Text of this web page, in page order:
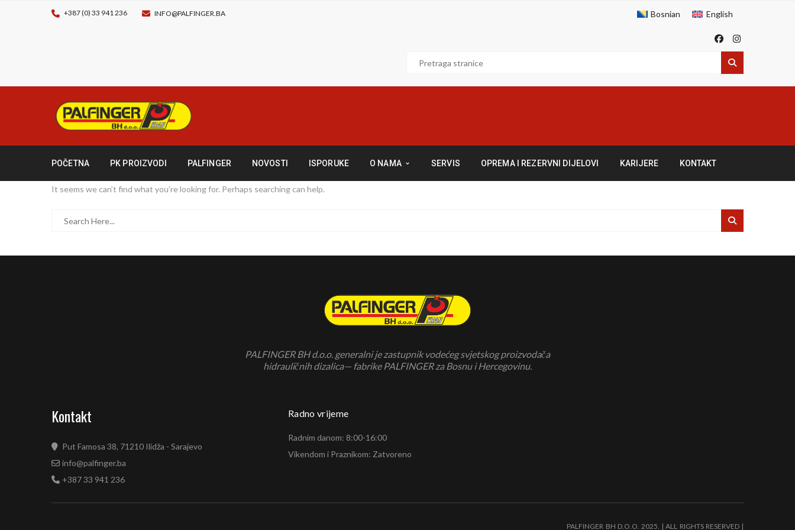
+387 (0) 33 941 236 INFO@PALFINGER.BA Bosnian English
POČETNA PK PROIZVODI PALFINGER NOVOSTI ISPORUKE O NAMA SERVIS OPREMA I REZERVNI DIJELOVI KARIJERE KONTAKT
It seems we can’t find what you’re looking for. Perhaps searching can help.
PALFINGER BH d.o.o. generalni je zastupnik vodećeg svjetskog proizvodača
hidrauličnih dizalica— fabrike PALFINGER za Bosnu i Hercegovinu.
Kontakt
Put Famosa 38, 71210 Ilidža - Sarajevo
info@palfinger.ba
+387 33 941 236
Radno vrijeme
Radnim danom: 8:00-16:00
Vikendom i Praznikom: Zatvoreno
PALFINGER BH D.O.O. 2025. | ALL RIGHTS RESERVED |